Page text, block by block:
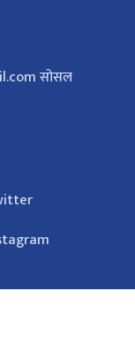
सोसल